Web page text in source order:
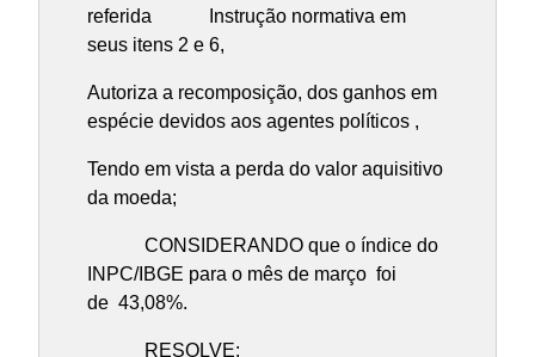
referida Instrução normativa em
seus itens 2 e 6,
Autoriza a recomposição, dos ganhos em
espécie devidos aos agentes políticos ,
Tendo em vista a perda do valor aquisitivo
da moeda;
CONSIDERANDO que o índice do
INPC/IBGE para o mês de março foi
de 43,08%.
RESOLVE: